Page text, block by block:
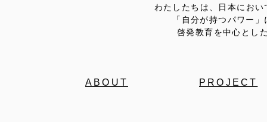
わたしたちは、日本にお
「自分が持つパワー
啓発教育を中心とし
ABOUT PROJECT